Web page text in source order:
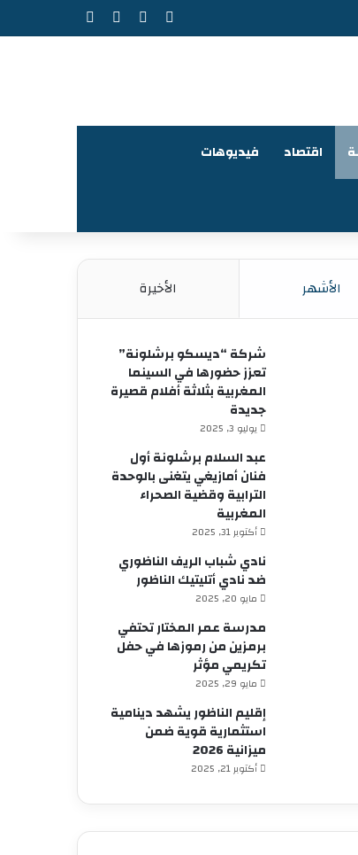
فيسبوك ‫YouTube
اقتصاد فيديوهات
الأشهر الأخيرة
شركة “ديسكو برشلونة”
تعزز حضورها في السينما
المغربية بثلاثة أفلام قصيرة
جديدة
يوليو 3, 2025
عبد السلام برشلونة أول
فنان أمازيغي يتغنى بالوحدة
الترابية وقضية الصحراء
المغربية
أكتوبر 31, 2025
نادي شباب الريف الناظوري
ضد نادي أتليتيك الناظور
مايو 20, 2025
مدرسة عمر المختار تحتفي
برمزين من رموزها في حفل
تكريمي مؤثر
مايو 29, 2025
إقليم الناظور يشهد دينامية
استثمارية قوية ضمن
ميزانية 2026
أكتوبر 21, 2025